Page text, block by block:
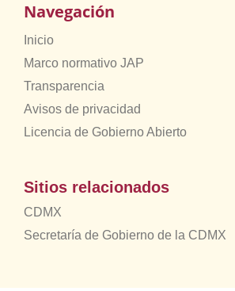
Navegación
Inicio
Marco normativo JAP
Transparencia
Avisos de privacidad
Licencia de Gobierno Abierto
Sitios relacionados
CDMX
Secretaría de Gobierno de la CDMX